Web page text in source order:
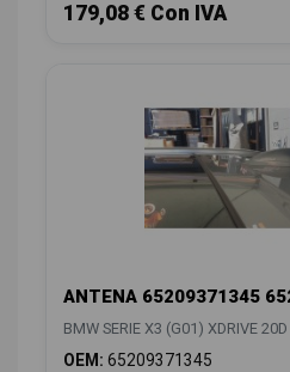
179,08 € Con IVA
ANTENA 65209371345
BMW SERIE X3 (G01) XDRIVE 20D
OEM: 65209371345